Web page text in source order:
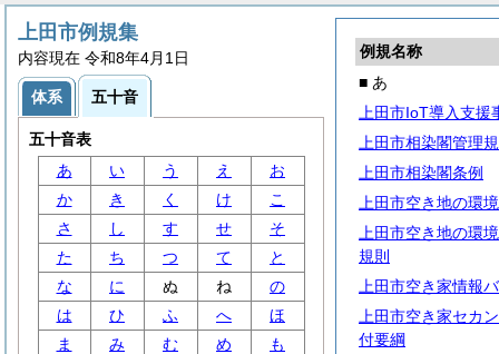
例規名称
■ あ
上田市IoT導入支
上田市相染閣管理
上田市相染閣条例
上田市空き地の環
上田市空き地の環
規則
上田市空き家情報
上田市空き家セカ
付要綱
上田市例規集
内容現在 令和8年4月1日
体系 五十音
五十音表
あ
い う え
お
か
き く け
こ
さ
し す せ
そ
た
ち つ て
と
な
に ぬ ね
の
は
ひ ふ へ
ほ
ま
み む め
も